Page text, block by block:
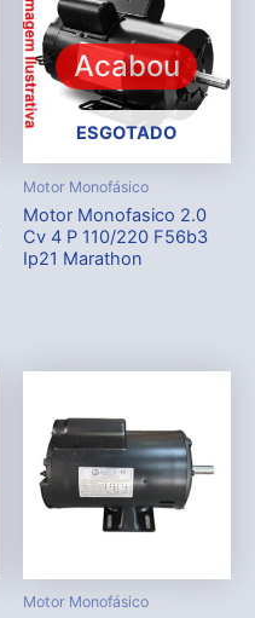
Acabou
ESGOTADO
Motor Monofásico
Motor Monofasico 2.0
Cv 4 P 110/220 F56b3
Ip21 Marathon
Motor Monofásico